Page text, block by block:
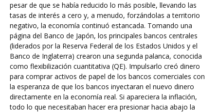
pesar de que se había reducido lo más posible, llevando las
tasas de interés a cero y, a menudo, forzándolas a territorio
negativo, la economía continuó estancada. Tomando una
página del Banco de Japón, los principales bancos centrales
(liderados por la Reserva Federal de los Estados Unidos y el
Banco de Inglaterra) crearon una segunda palanca, conocida
como flexibilización cuantitativa (QE). Impulsarlo creó dinero
para comprar activos de papel de los bancos comerciales con
la esperanza de que los bancos inyectaran el nuevo dinero
directamente en la economía real. Si apareciera la inflación,
todo lo que necesitaban hacer era presionar hacia abajo la